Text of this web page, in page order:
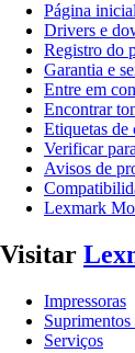
Página
Drivers e
Registro do
Garantia e
Entre em
Encontrar
Etiquetas de
Verificar
Avisos de
Lexmark
Visitar
Impressoras
Suprimentos
Serviços